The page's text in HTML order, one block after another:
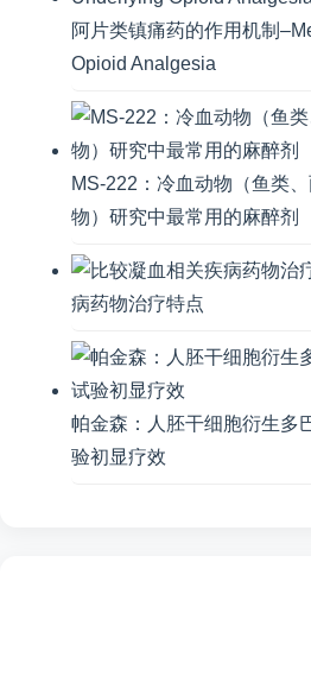
阿片类镇痛药的作用机制
Opioid Analgesia
MS-222：冷血动物（鱼类
物）研究中最常用的麻醉剂
病药物治疗特点
帕金森：人胚干细胞衍生多
验初显疗效